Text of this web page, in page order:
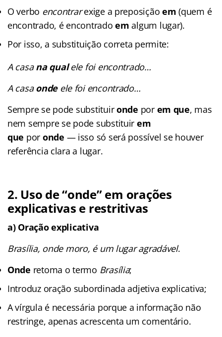
O verbo encontrarexige a preposiçãoem (quem é
encontrado, é encontradoem algum lugar).
Por isso, a substituição correta permite:
A casana qualele foi encontrado…
A casaondeele foi encontrado…
Sempre se pode substituironde por em que, mas
nem sempre se pode substituir em
que por onde — isso só será possível se houver
referência clara a lugar.
2. Uso de “onde” em orações
explicativas e restritivas
a) Oração explicativa
Brasília, onde moro, é um lugar agradável.
Onde retoma o termo Brasília;
Introduz oração subordinada adjetiva explicativa;
A vírgula é necessária porque a informação não
restringe, apenas acrescenta um comentário.